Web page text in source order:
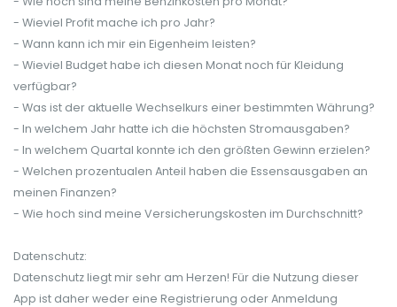
- Wieviel Profit mache ich pro Jahr?
- Wann kann ich mir ein Eigenheim leisten?
- Wieviel Budget habe ich diesen Monat noch für Kleidung
verfügbar?
- Was ist der aktuelle Wechselkurs einer bestimmten Währung?
- In welchem Jahr hatte ich die höchsten Stromausgaben?
- In welchem Quartal konnte ich den größten Gewinn erzielen?
- Welchen prozentualen Anteil haben die Essensausgaben an
meinen Finanzen?
- Wie hoch sind meine Versicherungskosten im Durchschnitt?
Datenschutz:
Datenschutz liegt mir sehr am Herzen! Für die Nutzung dieser
App ist daher weder eine Registrierung oder Anmeldung